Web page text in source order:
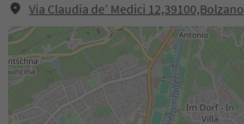
Via Claudia de’ Medici 12,39100,Bolzano